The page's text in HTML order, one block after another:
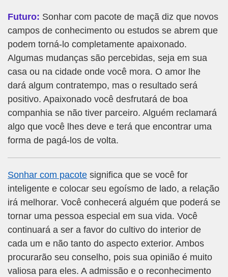
Futuro: Sonhar com pacote de maçã diz que novos
campos de conhecimento ou estudos se abrem que
podem torná-lo completamente apaixonado.
Algumas mudanças são percebidas, seja em sua
casa ou na cidade onde você mora. O amor lhe
dará algum contratempo, mas o resultado será
positivo. Apaixonado você desfrutará de boa
companhia se não tiver parceiro. Alguém reclamará
algo que você lhes deve e terá que encontrar uma
forma de pagá-los de volta.
Sonhar com pacote significa que se você for
inteligente e colocar seu egoísmo de lado, a relação
irá melhorar. Você conhecerá alguém que poderá se
tornar uma pessoa especial em sua vida. Você
continuará a ser a favor do cultivo do interior de
cada um e não tanto do aspecto exterior. Ambos
procurarão seu conselho, pois sua opinião é muito
valiosa para eles. A admissão e o reconhecimento